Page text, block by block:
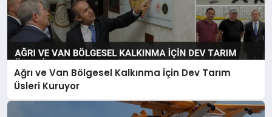
Ağrı ve Van Bölgesel Kalkınma İçin Dev Tarım
Üsleri Kuruyor